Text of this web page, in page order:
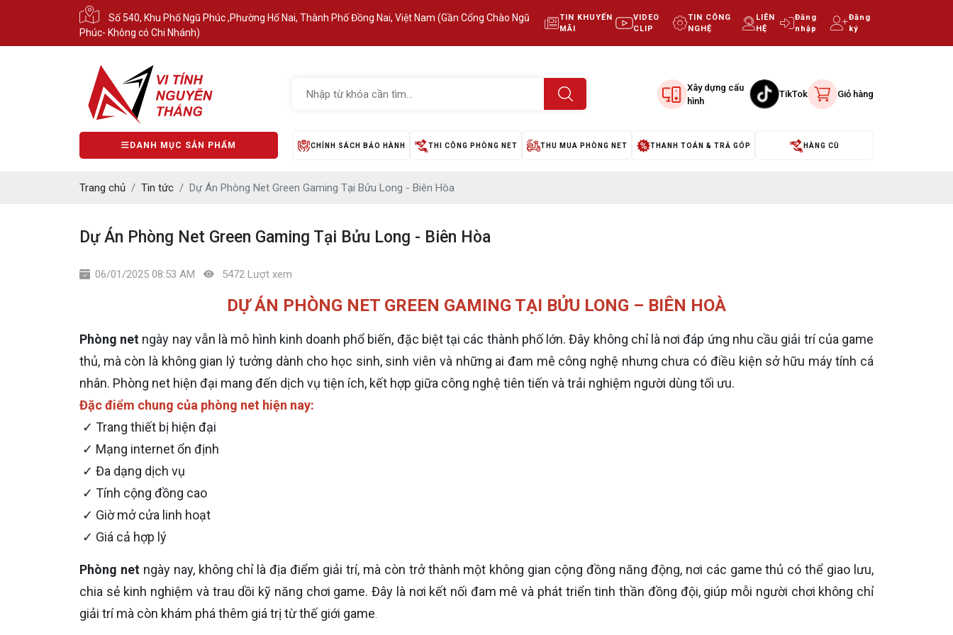
Số 540, Khu Phố Ngũ Phúc ,Phường Hố Nai, Thành Phố Đồng Nai, Việt Nam (Gần Cổng Chào Ngũ
Phúc- Không có Chi Nhánh)
TIN KHUYẾN
MÃI
VIDEO
CLIP
TIN CÔNG
NGHỆ
LIÊN
HỆ
Đăng
nhập
Đăng
ký
Xây dựng cấu
hình
TikTok Giỏ hàng
DANH MỤC SẢN PHẨM CHÍNH SÁCH BẢO HÀNH THI CÔNG PHÒNG NET THU MUA PHÒNG NET THANH TOÁN & TRẢ GÓP HÀNG CŨ
Trang chủ Tin tức Dự Án Phòng Net Green Gaming Tại Bửu Long - Biên Hòa
Dự Án Phòng Net Green Gaming Tại Bửu Long - Biên Hòa
06/01/2025 08:53 AM 5472 Lượt xem
DỰ ÁN PHÒNG NET GREEN GAMING TẠI BỬU LONG – BIÊN HOÀ
Phòng net ngày nay vẫn là mô hình kinh doanh phổ biến, đặc biệt tại các thành phố lớn. Đây không chỉ là nơi đáp ứng nhu cầu giải trí của game
thủ, mà còn là không gian lý tưởng dành cho học sinh, sinh viên và những ai đam mê công nghệ nhưng chưa có điều kiện sở hữu máy tính cá
nhân. Phòng net hiện đại mang đến dịch vụ tiện ích, kết hợp giữa công nghệ tiên tiến và trải nghiệm người dùng tối ưu.
Đặc điểm chung của phòng net hiện nay:
✓ Trang thiết bị hiện đại
✓ Mạng internet ổn định
✓ Đa dạng dịch vụ
✓ Tính cộng đồng cao
✓ Giờ mở cửa linh hoạt
✓ Giá cả hợp lý
Phòng net ngày nay, không chỉ là địa điểm giải trí, mà còn trở thành một không gian cộng đồng năng động, nơi các game thủ có thể giao lưu,
chia sẻ kinh nghiệm và trau dồi kỹ năng chơi game. Đây là nơi kết nối đam mê và phát triển tinh thần đồng đội, giúp mỗi người chơi không chỉ
giải trí mà còn khám phá thêm giá trị từ thế giới game.